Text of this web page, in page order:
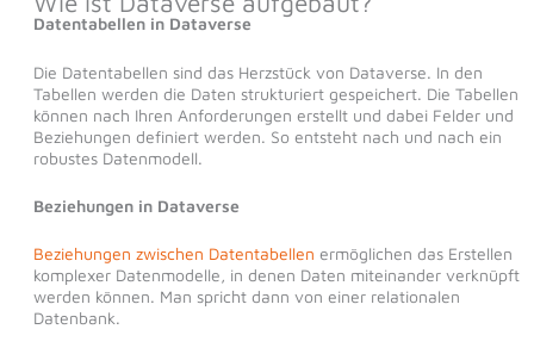
Datentabellen in Dataverse
Die Datentabellen sind das Herzstück von Dataverse. In den
Tabellen werden die Daten strukturiert gespeichert. Die Tabellen
können nach Ihren Anforderungen erstellt und dabei Felder und
Beziehungen definiert werden. So entsteht nach und nach ein
robustes Datenmodell.
Beziehungen in Dataverse
Beziehungen zwischen Datentabellen ermöglichen das Erstellen
komplexer Datenmodelle, in denen Daten miteinander verknüpft
werden können. Man spricht dann von einer relationalen
Datenbank.